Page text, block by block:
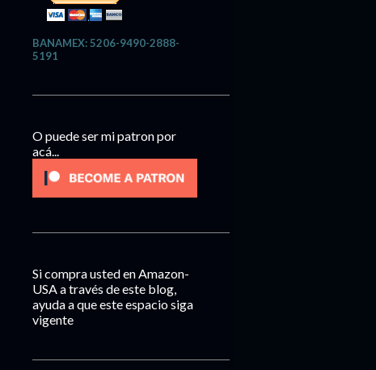
BANAMEX: 5206-9490-2888-
5191
O puede ser mi patron por
acá...
Si compra usted en Amazon-
USA a través de este blog,
ayuda a que este espacio siga
vigente